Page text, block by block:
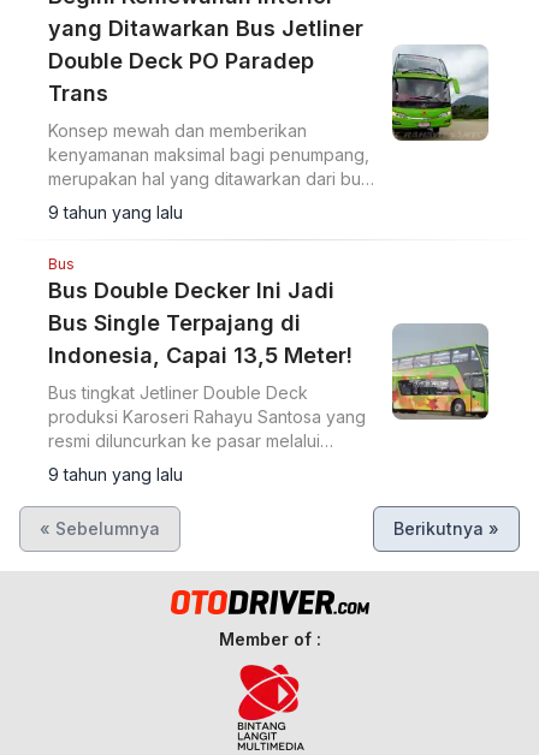
yang Ditawarkan Bus Jetliner
Double Deck PO Paradep
Trans
Konsep mewah dan memberikan
kenyamanan maksimal bagi penumpang,
merupakan hal yang ditawarkan dari bus
ini.
9 tahun yang lalu
Bus
Bus Double Decker Ini Jadi
Bus Single Terpajang di
Indonesia, Capai 13,5 Meter!
Bus tingkat Jetliner Double Deck
produksi Karoseri Rahayu Santosa yang
resmi diluncurkan ke pasar melalui
prosesi roadtest, Senin (14/11) lalu
menjadi salah satu bus single terpanjang
di Indonesia.
9 tahun yang lalu
« Sebelumnya Berikutnya »
Member of :